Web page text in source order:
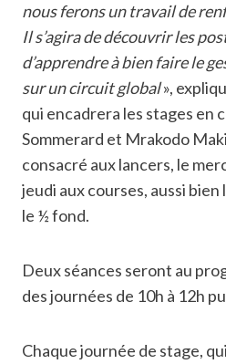
nous ferons un travail de
Il s’agira de découvrir les
d’apprendre à bien faire le
sur un circuit global»,
qui encadrera les stages en
Sommerard et Mrakodo
consacré aux lancers, le
jeudi aux courses, aussi bien
le ½ fond.
Deux séances seront au
des journées de 10h à 12h
Chaque journée de stage,